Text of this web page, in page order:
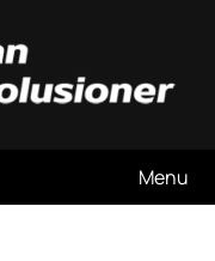
Menu